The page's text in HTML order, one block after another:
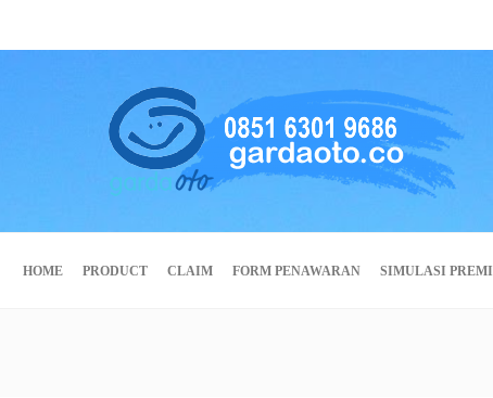
HOME PRODUCT CLAIM FORM PENAWARAN SIMULASI PREMI